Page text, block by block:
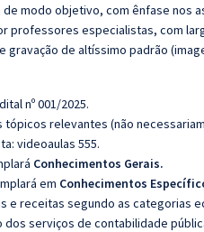
de modo objetivo, com ênfase nos
professores especialistas, com
gravação de altíssimo padrão
nº 001/2025.
tópicos relevantes (não
videoaulas 555.
Conhecimentos Gerais.
em Conhecimentos
e receitas segundo as categorias
dos serviços de contabilidade